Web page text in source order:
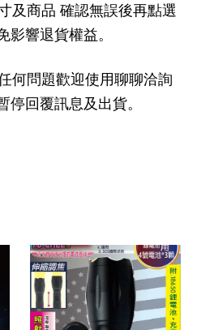
及商品 確認無誤後再點選
影響退貨權益。
何問題歡迎使用聊聊洽詢
停回覆訊息及出貨。